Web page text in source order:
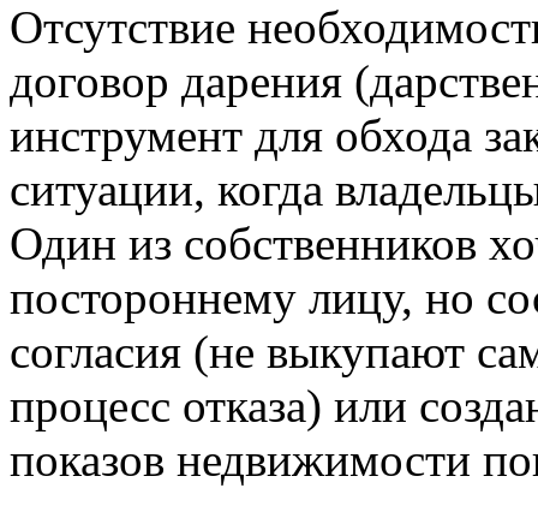
Отсутствие
договор дарения
инструмент для обхода
ситуации, когда
Один из собственников
постороннему лицу, но
согласия (не выкупают
процесс отказа) или
показов недвижимости